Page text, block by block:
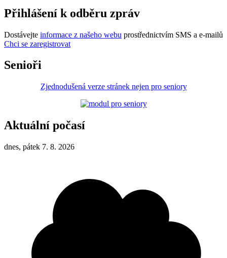
Přihlášení k odběru zpráv
Dostávejte informace z našeho webu prostřednictvím SMS a e-mailů
Chci se zaregistrovat
Senioři
Zjednodušená verze stránek nejen pro seniory
Aktuální počasí
dnes, pátek 7. 8. 2026